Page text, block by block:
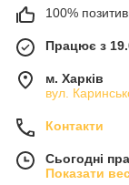
100%
Працює з
м. Харків
вул.
Контакти
Сьогодні
Показати